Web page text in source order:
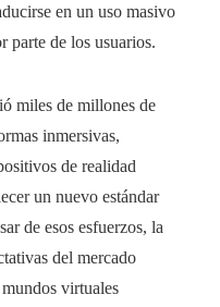
en un uso masivo
parte de los usuarios.
miles de millones de
inmersivas,
de realidad
un nuevo estándar
de esos esfuerzos, la
del mercado
virtuales